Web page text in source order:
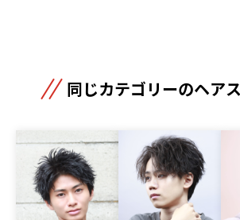
同じカテゴリーのヘア